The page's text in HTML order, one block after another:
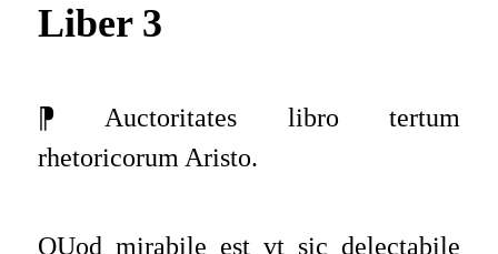
Liber 3
⁋ Auctoritates libro tertum
rhetoricorum Aristo.
QUod mirabile est vt sic delectabile